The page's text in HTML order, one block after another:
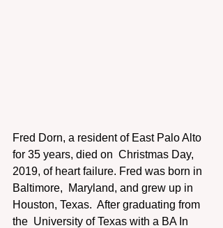
Fred Dorn, a resident of East Palo Alto
for 35 years, died on  Christmas Day,
2019, of heart failure. Fred was born in
Baltimore,  Maryland, and grew up in
Houston, Texas.  After graduating from
the  University of Texas with a BA In